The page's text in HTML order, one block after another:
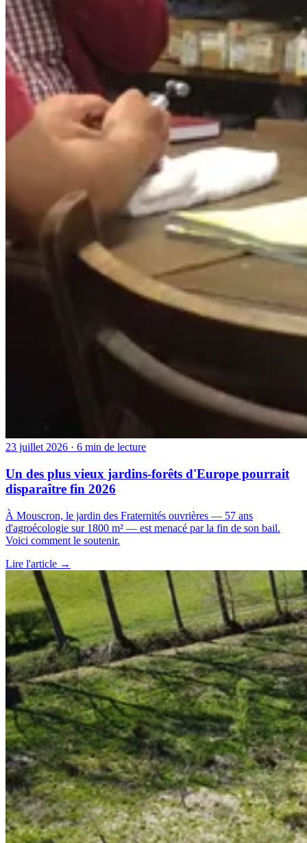
23 juillet 2026 · 6 min de lecture
Un des plus vieux jardins-forêts d'Europe pourrait
disparaître fin 2026
À Mouscron, le jardin des Fraternités ouvrières — 57 ans
d'agroécologie sur 1800 m² — est menacé par la fin de son bail.
Voici comment le soutenir.
Lire l'article →